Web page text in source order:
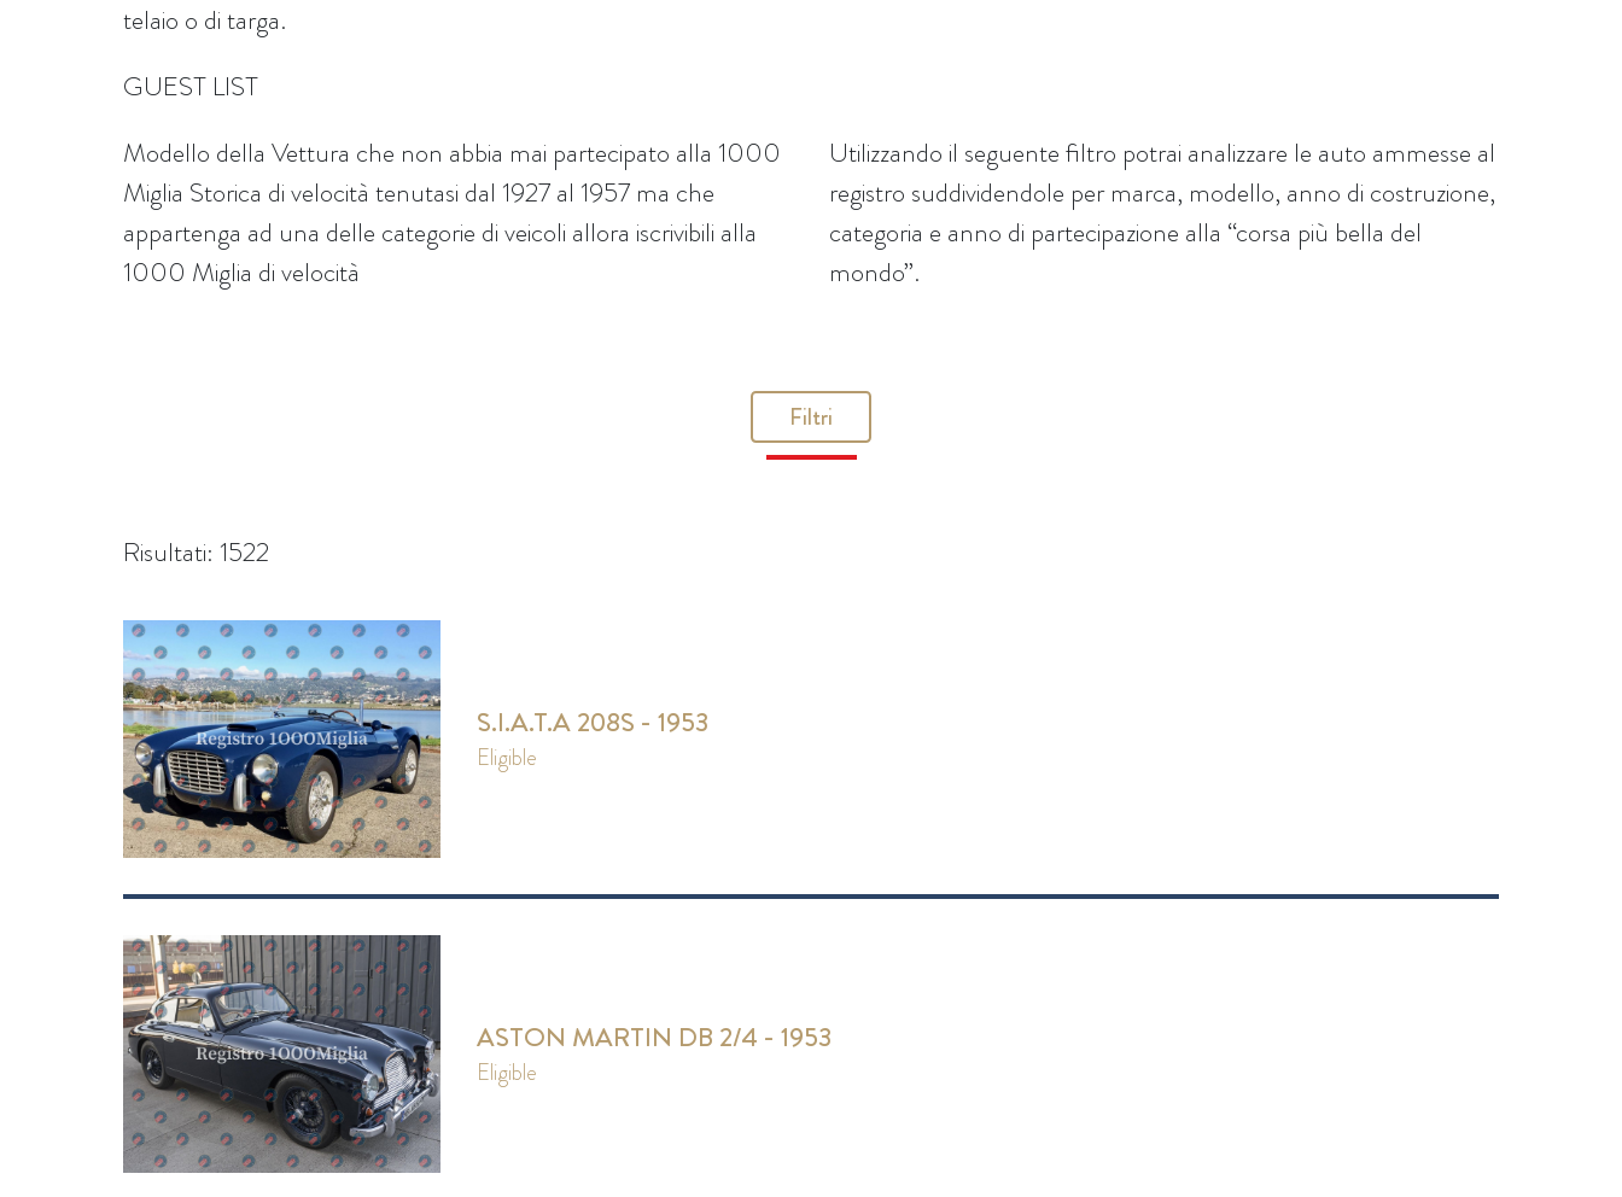
telaio o di targa.
GUEST LIST
Modello della Vettura che non abbia mai partecipato alla 1000
Miglia Storica di velocità tenutasi dal 1927 al 1957 ma che
appartenga ad una delle categorie di veicoli allora iscrivibili alla
1000 Miglia di velocità
Utilizzando il seguente filtro potrai analizzare le auto ammesse al
registro suddividendole per marca, modello, anno di costruzione,
categoria e anno di partecipazione alla “corsa più bella del
mondo”.
Filtri
Risultati: 1522
S.I.A.T.A 208S - 1953
eligible
ASTON MARTIN DB 2/4 - 1953
eligible